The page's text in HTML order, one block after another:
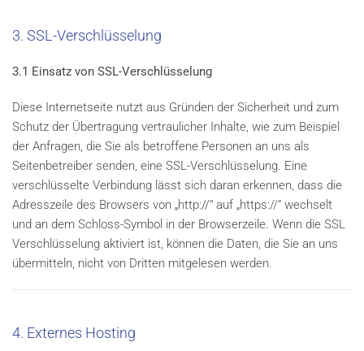
3. SSL-Verschlüsselung
3.1 Einsatz von SSL-Verschlüsselung
Diese Internetseite nutzt aus Gründen der Sicherheit und zum
Schutz der Übertragung vertraulicher Inhalte, wie zum Beispiel
der Anfragen, die Sie als betroffene Personen an uns als
Seitenbetreiber senden, eine SSL-Verschlüsselung. Eine
verschlüsselte Verbindung lässt sich daran erkennen, dass die
Adresszeile des Browsers von „http://“ auf „https://“ wechselt
und an dem Schloss-Symbol in der Browserzeile. Wenn die SSL
Verschlüsselung aktiviert ist, können die Daten, die Sie an uns
übermitteln, nicht von Dritten mitgelesen werden.
4. Externes Hosting